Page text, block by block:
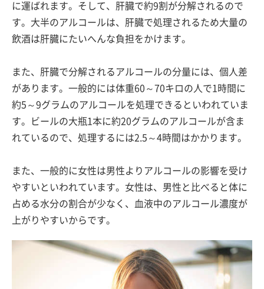
に運ばれます。そして、肝臓で約9割が分解されるので
す。大半のアルコールは、肝臓で処理されるため大量の
飲酒は肝臓にたいへんな負担をかけます。
また、肝臓で分解されるアルコールの分量には、個人差
があります。一般的には体重60～70キロの人で1時間に
約5～9グラムのアルコールを処理できるといわれていま
す。ビールの大瓶1本に約20グラムのアルコールが含ま
れているので、処理するには2.5～4時間はかかります。
また、一般的に女性は男性よりアルコールの影響を受け
やすいといわれています。女性は、男性と比べると体に
占める水分の割合が少なく、血液中のアルコール濃度が
上がりやすいからです。